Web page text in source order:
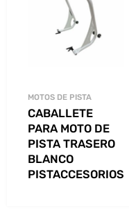
MOTOS DE PISTA
CABALLETE
PARA MOTO DE
PISTA TRASERO
BLANCO
PISTACCESORIOS